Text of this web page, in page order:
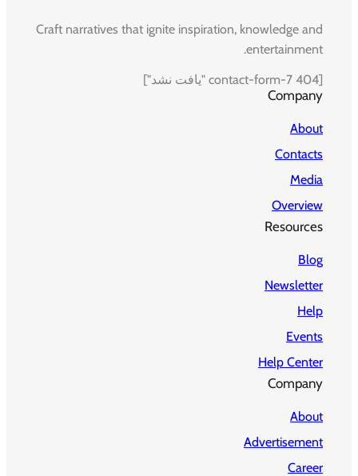
Craft narratives that ignite inspiration, knowledge and
entertainment.
[contact-form-7 404 "یافت نشد"]
Company
About
Contacts
Media
Overview
Resources
Blog
Newsletter
Help
Events
Help Center
Company
About
Advertisement
Career